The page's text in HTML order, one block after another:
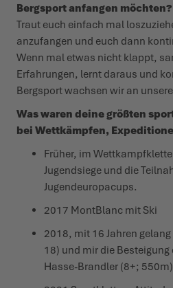
Bergsport anfangen möchten?
Traut euch einfach mal
anzufangen und euch dann
Wenn mal etwas nicht klappt,
Erfahrungen, lernt daraus und
Bergsport wachsen wir an
Was waren deine größten
bei Wettkämpfen,
Früher, im
Jugendsiege und die
Jugendeuropacups.
2017 MontBlanc mit Ski
2018, mit 16 Jahren
18) und mir die Besteigung
Hasse-Brandler (8+; 550m)